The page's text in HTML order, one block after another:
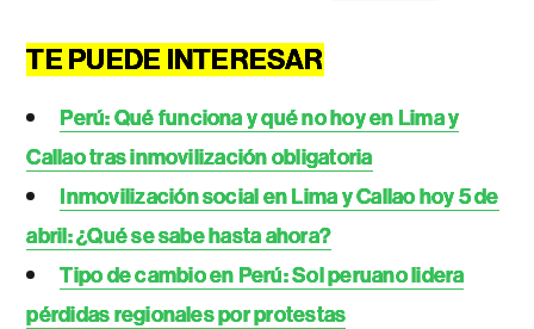
TE PUEDE INTERESAR
Perú: Qué funciona y qué no hoy en Lima y
Callao tras inmovilización obligatoria
Inmovilización social en Lima y Callao hoy 5 de
abril: ¿Qué se sabe hasta ahora?
Tipo de cambio en Perú: Sol peruano lidera
pérdidas regionales por protestas